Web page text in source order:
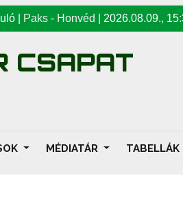
| Paks - Honvéd 2026.08.09.,
CSAPAT
MÉDIATÁR TABELLÁK